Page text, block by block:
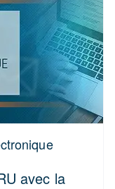
avec la